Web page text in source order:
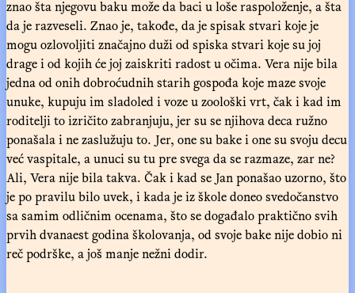
znao šta njegovu baku može da baci u loše raspoloženje, a šta
da je razveseli. Znao je, takođe, da je spisak stvari koje je
mogu ozlovoljiti značajno duži od spiska stvari koje su joj
drage i od kojih će joj zaiskriti radost u očima. Vera nije bila
jedna od onih dobroćudnih starih gospođa koje maze svoje
unuke, kupuju im sladoled i voze u zoološki vrt, čak i kad im
roditelji to izričito zabranjuju, jer su se njihova deca ružno
ponašala i ne zaslužuju to. Jer, one su bake i one su svoju decu
već vaspitale, a unuci su tu pre svega da se razmaze, zar ne?
Ali, Vera nije bila takva. Čak i kad se Jan ponašao uzorno, što
je po pravilu bilo uvek, i kada je iz škole doneo svedočanstvo
sa samim odličnim ocenama, što se događalo praktično svih
prvih dvanaest godina školovanja, od svoje bake nije dobio ni
reč podrške, a još manje nežni dodir.